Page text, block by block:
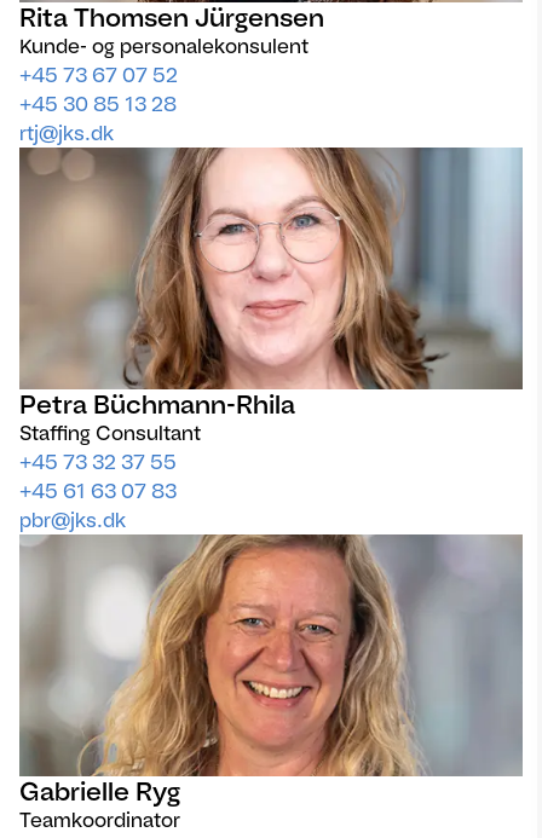
Rita Thomsen Jürgensen
Kunde- og personalekonsulent
+45 73 67 07 52
+45 30 85 13 28
rtj@jks.dk
Petra Büchmann-Rhila
Staffing Consultant
+45 73 32 37 55
+45 61 63 07 83
pbr@jks.dk
Gabrielle Ryg
Teamkoordinator